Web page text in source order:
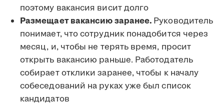
поэтому вакансия висит долго
Размещает вакансию заранее. Руководитель
понимает, что сотрудник понадобится через
месяц, и, чтобы не терять время, просит
открыть вакансию раньше. Работодатель
собирает отклики заранее, чтобы к началу
собеседований на руках уже был список
кандидатов